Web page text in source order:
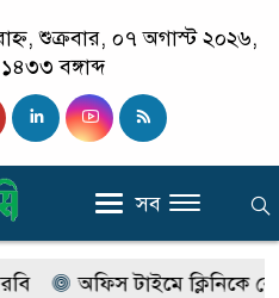
শুক্রবার, ০৭ অগাস্ট ২০২৬,
বঙ্গাব্দ
সব
অফিস টাইমে ক্লিনিকে রোগী